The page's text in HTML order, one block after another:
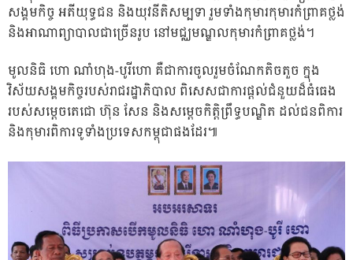
សង្គមកិច្ច អតីយុទ្ធជន និងយុវនីតិសម្បទា រួមទាំងកុមារកុមារកំព្រាគថ្លង់
និងអាណាព្យាបាលជាច្រើនរូប នៅមជ្ឈមណ្ឌលកុមារកំព្រាគថ្លង់។
មូលនិធិ ហោ ណាំហុង-បូរីហោ គឺជាការចូលរួមចំណែកតិចតួច ក្នុង
វិស័យសង្គមកិច្ចរបស់រាជរដ្ឋាភិបាល ពិសេសជាការផ្តល់ជំនួយដ៏ធំធេង
របស់សម្ដេចតេជោ ហ៊ុន សែន និងសម្ដេចកិត្តិព្រឹទ្ធបណ្ឌិត ដល់ជនពិការ
និងកុមារពិការទូទាំងប្រទេសកម្ពុជាផងដែរ៕